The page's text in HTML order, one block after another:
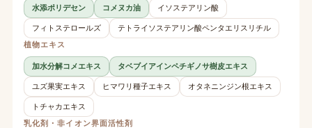
水添ポリデセン コメヌカ油 イソステアリン酸
フィトステロールズ
テトライソステアリン酸ペンタエリスリチル
植物エキス
加水分解コメエキス タベブイアインペチギノサ樹皮エキス
ユズ果実エキス ヒマワリ種子エキス オタネニンジン根エキス
トチャカエキス
乳化剤・非イオン界面活性剤